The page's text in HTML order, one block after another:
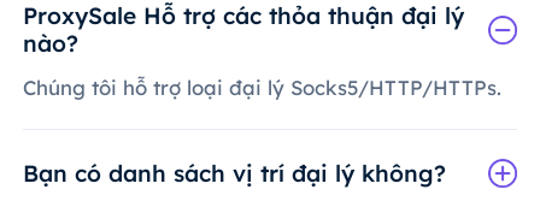
ProxySale Hỗ trợ các thỏa thuận đại lý
nào?
Chúng tôi hỗ trợ loại đại lý Socks5/HTTP/HTTPs.
Bạn có danh sách vị trí đại lý không?